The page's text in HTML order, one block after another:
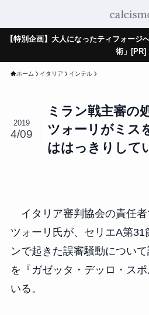
【特別企画】大人になったティフォージ
術」[PR]
ホーム イタリア インテル
ミラン戦主審の
ツォーリがミス
ははっきりして
2019
4/09
イタリア審判協会の責任者
ツォーリ氏が、セリエA第31
ンで起きた誤審騒動につい
を『ガゼッタ・デッロ・ス
いる。